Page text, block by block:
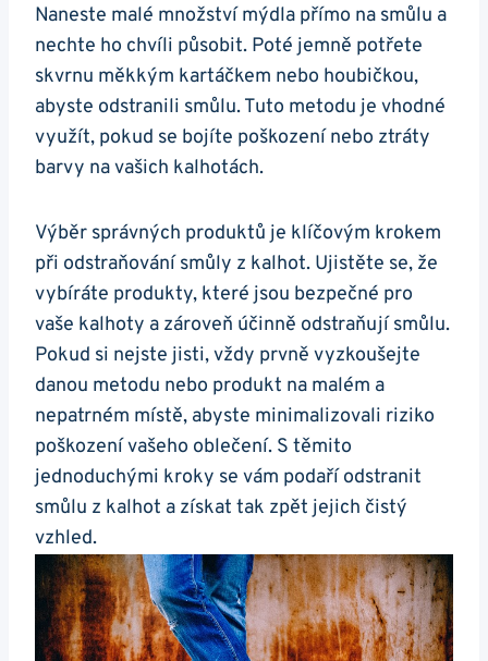
Naneste malé množství mýdla přímo na smůlu a
nechte ho chvíli působit. Poté jemně potřete
skvrnu měkkým kartáčkem nebo houbičkou,
abyste odstranili smůlu. Tuto metodu je vhodné
využít, pokud se bojíte poškození nebo ztráty
barvy na vašich kalhotách.
Výběr správných produktů je klíčovým krokem
při odstraňování smůly z kalhot. Ujistěte se, že
vybíráte produkty, které jsou bezpečné pro
vaše kalhoty a zároveň účinně odstraňují smůlu.
Pokud si nejste jisti, vždy prvně vyzkoušejte
danou metodu nebo produkt na malém a
nepatrném místě, abyste minimalizovali riziko
poškození vašeho oblečení. S těmito
jednoduchými kroky se vám podaří odstranit
smůlu z kalhot a získat tak zpět jejich čistý
vzhled.